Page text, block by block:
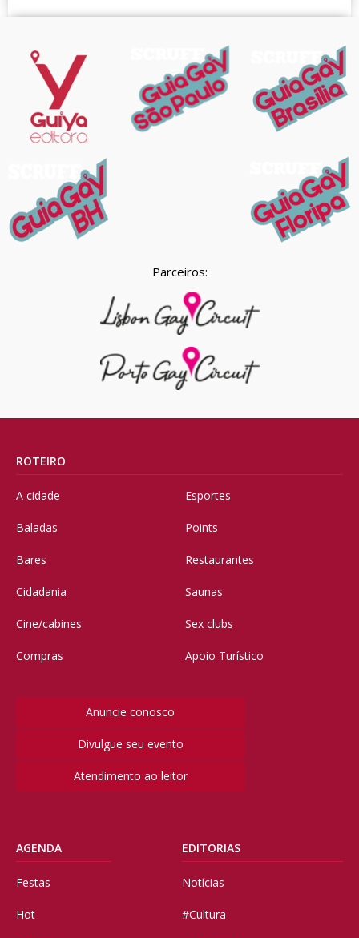
Parceiros:
ROTEIRO
A cidade
Baladas
Bares
Cidadania
Cine/cabines
Compras
Esportes
Points
Restaurantes
Saunas
Sex clubs
Apoio Turístico
Anuncie conosco
Divulgue seu evento
Atendimento ao leitor
AGENDA
Festas
Hot
EDITORIAS
Notícias
#Cultura